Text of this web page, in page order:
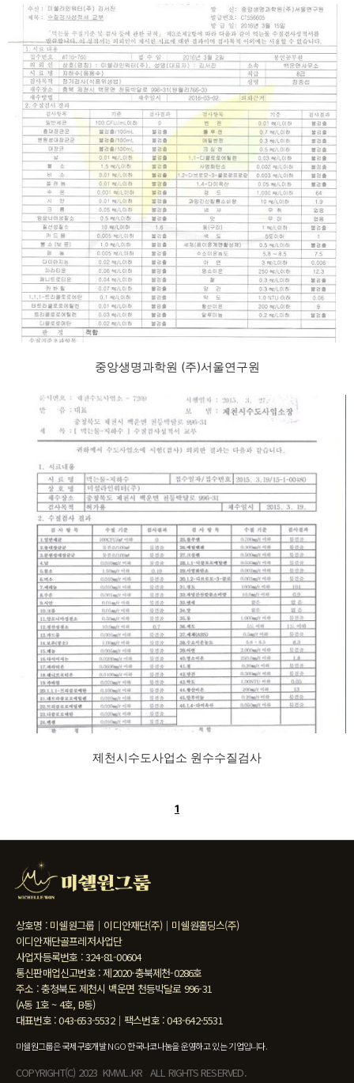
중앙생명과학원 (주)서울연구원
제천시수도사업소 원수수질검사
1
상호명 : 미쉘원그룹｜이디안재단(주)｜미쉘원홀딩스(주)
이디안재단골프레저사업단
사업자등록번호 : 324-81-00604
통신판매업신고번호 : 제2020-충북제천-0286호
주소 : 충청북도 제천시 백운면 천등박달로 996-31
(A동 1호 ~ 4호, B동)
대표번호 : 043-653-5532｜팩스번호 : 043-642-5531
미쉘원그룹은 국제구호개발 NGO 한국나코나눔을 운영하고 있는 기업입니다.
COPYRIGHT(C) 2023 KMWL.KR ALL RIGHTS RESERVED.